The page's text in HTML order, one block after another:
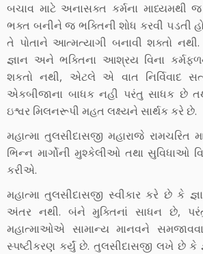
બચાવ માટે અનાસક્ત કર્મના માધ્‍યમથી
ભક્ત બનીને જ ભક્તિની શોધ કરવી ૫ડતી
તે પોતાને આત્‍મત્‍યાગી બનાવી શક્તો
જ્ઞાન અને ભક્તિના આશ્રય વિના
શકતો નથી, એટલે એ વાત નિર્વિવાદ
એકબીજાના બાધક નહી પરંતુ સાધક છે
ઇશ્વર મિલનરૂપી મહત લક્ષ્‍યને સાર્થક કરે છે.
મહાત્‍મા તુલસીદાસજી મહારાજે રામચરિત
ભિન્‍ન માર્ગોની મુશ્‍કેલીઓ તથા સુવિધાઓ
કરીએ.
મહાત્‍મા તુલસીદાસજી સ્‍વીકાર કરે છે કે
અંતર નથી. બંને મુક્તિનાં સાધન છે, પરંતુ
મહાત્‍માઓએ સામાન્‍ય માનવને
સ્‍પષ્‍ટીકરણ કર્યું છે. તુલસીદાસજી લખે છે કે